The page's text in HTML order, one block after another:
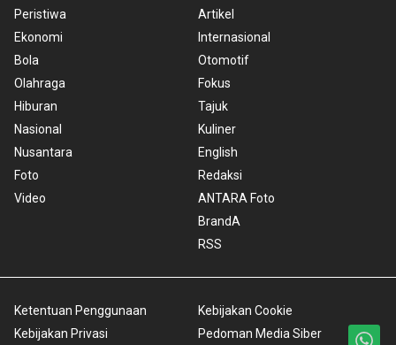
Peristiwa
Ekonomi
Bola
Olahraga
Hiburan
Nasional
Nusantara
Foto
Video
Artikel
Internasional
Otomotif
Fokus
Tajuk
Kuliner
English
Redaksi
ANTARA Foto
BrandA
RSS
Ketentuan Penggunaan
Kebijakan Privasi
Kebijakan Cookie
Pedoman Media Siber